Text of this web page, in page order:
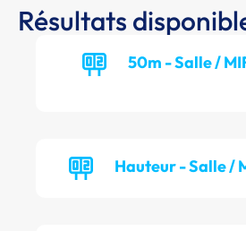
Résultats
50m - Salle /
Hauteur - Salle /